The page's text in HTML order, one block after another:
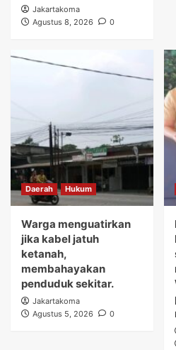
Jakartakoma
Agustus 8, 2026
0
Daerah Hukum
Warga menguatirkan
jika kabel jatuh
ketanah,
membahayakan
penduduk sekitar.
Jakartakoma
Agustus 5, 2026
0